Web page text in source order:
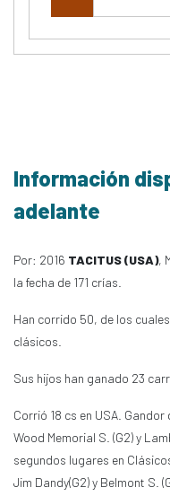
Información
adelante
Por: 2016 TACITUS (USA),
la fecha de 171 crías.
Han corrido 50, de los
clásicos.
Sus hijos han ganado 23
Corrió 18 cs en USA.
Wood Memorial S. (G2) y
segundos lugares en
Jim Dandy(G2) y Belmont S.